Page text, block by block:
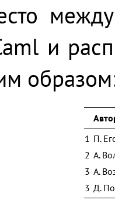
и
1 П.
2 А.
3 А.
3 Д.